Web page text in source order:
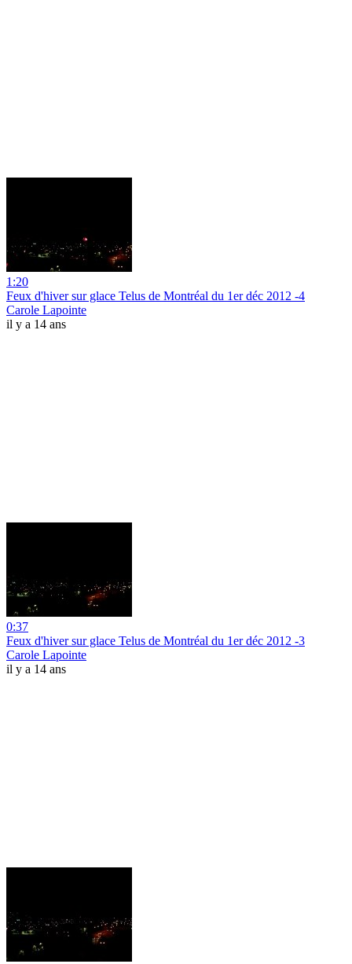
1:20
Feux d'hiver sur glace Telus de Montréal du 1er déc 2012 -4
Carole Lapointe
il y a 14 ans
0:37
Feux d'hiver sur glace Telus de Montréal du 1er déc 2012 -3
Carole Lapointe
il y a 14 ans